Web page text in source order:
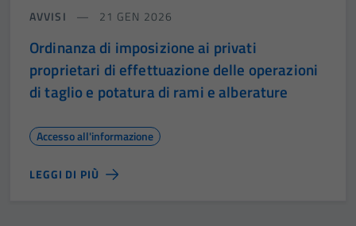
AVVISI 21 GEN 2026
Ordinanza di imposizione ai privati
proprietari di effettuazione delle operazioni
di taglio e potatura di rami e alberature
Accesso all'informazione
LEGGI DI PIÙ